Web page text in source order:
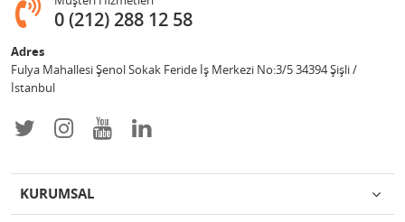
0 (212) 288 12 58
Adres
Fulya Mahallesi Şenol Sokak Feride İş Merkezi No:3/5 34394 Şişli /
İstanbul
KURUMSAL